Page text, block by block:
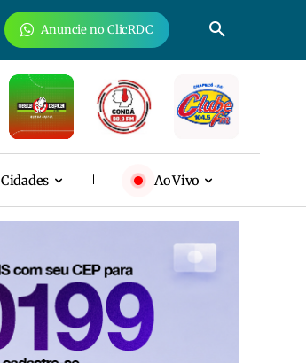
Anuncie no ClicRDC
Cidades Ao Vivo